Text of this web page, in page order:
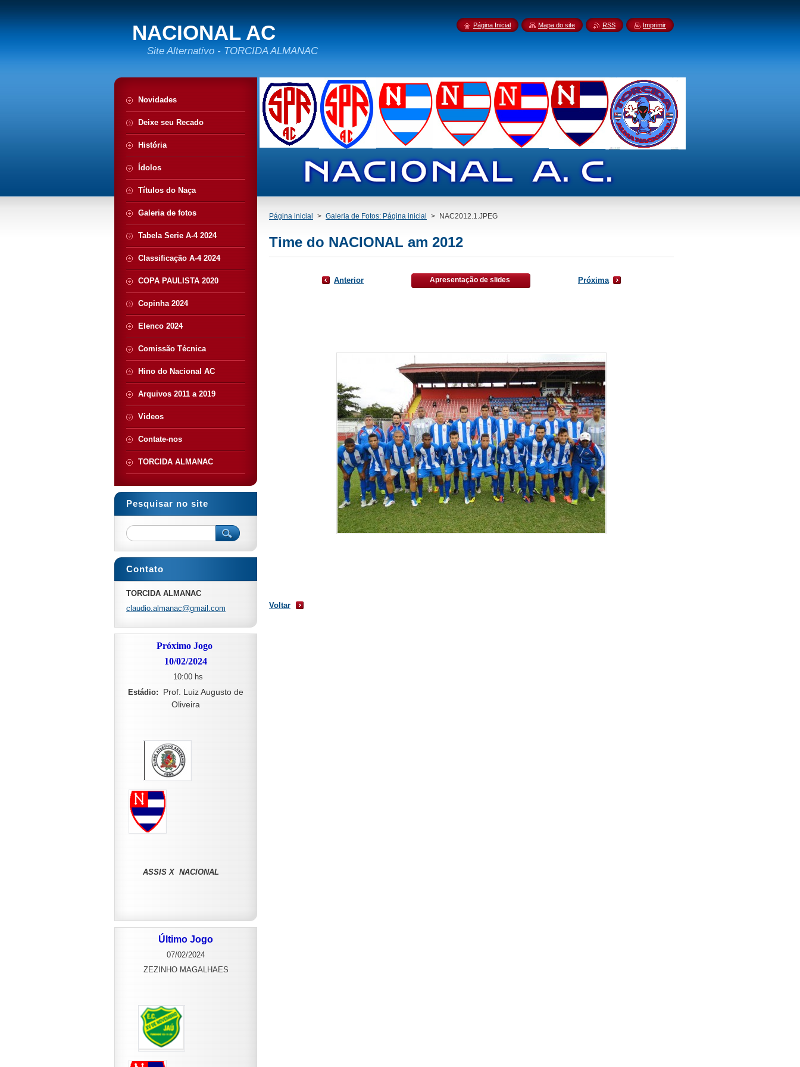
NACIONAL AC
Site Alternativo - TORCIDA ALMANAC
Página inicial > Galeria de Fotos: Página inicial > NAC2012.1.JPEG
Time do NACIONAL am 2012
Anterior Apresentação de slides Próxima
Voltar
Novidades
Deixe seu Recado
História
Ídolos
Títulos do Naça
Galeria de fotos
Tabela Serie A-4 2024
Classificação A-4 2024
COPA PAULISTA 2020
Copinha 2024
Elenco 2024
Comissão Técnica
Hino do Nacional AC
Arquivos 2011 a 2019
Videos
Contate-nos
TORCIDA ALMANAC
Pesquisar no site
Contato
TORCIDA ALMANAC
claudio.almanac@gmail.com
Próximo Jogo
10/02/2024
10:00 hs
Estádio:
Prof. Luiz Augusto de
Oliveira
ASSIS X NACIONAL
Último Jogo
07/02/2024
ZEZINHO MAGALHAES
Página Inicial Mapa do site RSS Imprimir